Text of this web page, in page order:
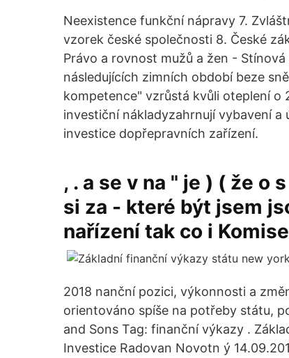
Neexistence funkční nápravy 7.
vzorek české společnosti 8. České
Právo a rovnost mužů a žen -
následujících zimních období beze
kompetence" vzrůstá kvůli oteplení o
investiční nákladyzahrnují vybavení
investice dopřepravních zařízení.
, . a se v na " je ) ( že o
si za - které být jsem
nařízení tak co i
2018 nanční pozici, výkonnosti a
orientováno spíše na potřeby státu,
and Sons Tag: finanční výkazy .
Investice Radovan Novotn ý